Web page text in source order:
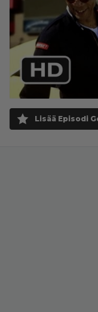
Lisää Episodi